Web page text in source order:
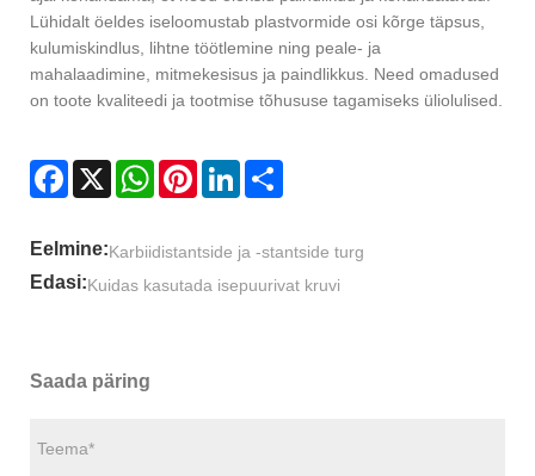
Lühidalt öeldes iseloomustab plastvormide osi kõrge täpsus,
kulumiskindlus, lihtne töötlemine ning peale- ja
mahalaadimine, mitmekesisus ja paindlikkus. Need omadused
on toote kvaliteedi ja tootmise tõhususe tagamiseks üliolulised.
Facebook
X WhatsAppPinterestLinkedIn
Eelmine:Karbiidistantside ja -stantside turg
Edasi:Kuidas kasutada isepuurivat kruvi
Saada päring